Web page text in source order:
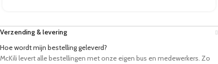
Verzending & levering
Hoe wordt mijn bestelling geleverd?
McKili levert alle bestellingen met onze eigen bus en medewerkers. Zo